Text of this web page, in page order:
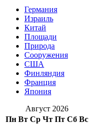
Германия
Израиль
Китай
Площади
Природа
Сооружения
США
Финляндия
Франция
Япония
Август 2026
Пн Вт Ср Чт Пт Сб Вс